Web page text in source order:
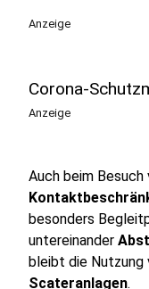
Anzeige
Corona-
Anzeige
Auch beim
besonders
untereinander
bleibt die Nutzung
Scateranlagen.